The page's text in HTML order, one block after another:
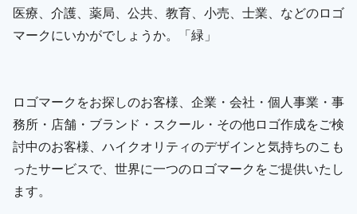
医療、介護、薬局、公共、教育、小売、士業、などのロゴ
マークにいかがでしょうか。「緑」
ロゴマークをお探しのお客様、企業・会社・個人事業・事
務所・店舗・ブランド・スクール・その他ロゴ作成をご検
討中のお客様、ハイクオリティのデザインと気持ちのこも
ったサービスで、世界に一つのロゴマークをご提供いたし
ます。